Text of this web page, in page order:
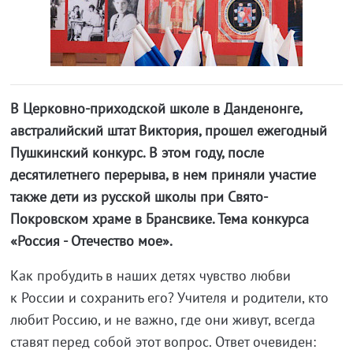
В Церковно-приходской школе в Данденонге,
австралийский штат Виктория, прошел ежегодный
Пушкинский конкурс. В этом году, после
десятилетнего перерыва, в нем приняли участие
также дети из русской школы при Свято-
Покровском храме в Брансвике. Тема конкурса
«Россия - Отечество мое».
Как пробудить в наших детях чувство любви
к России и сохранить его? Учителя и родители, кто
любит Россию, и не важно, где они живут, всегда
ставят перед собой этот вопрос. Ответ очевиден: